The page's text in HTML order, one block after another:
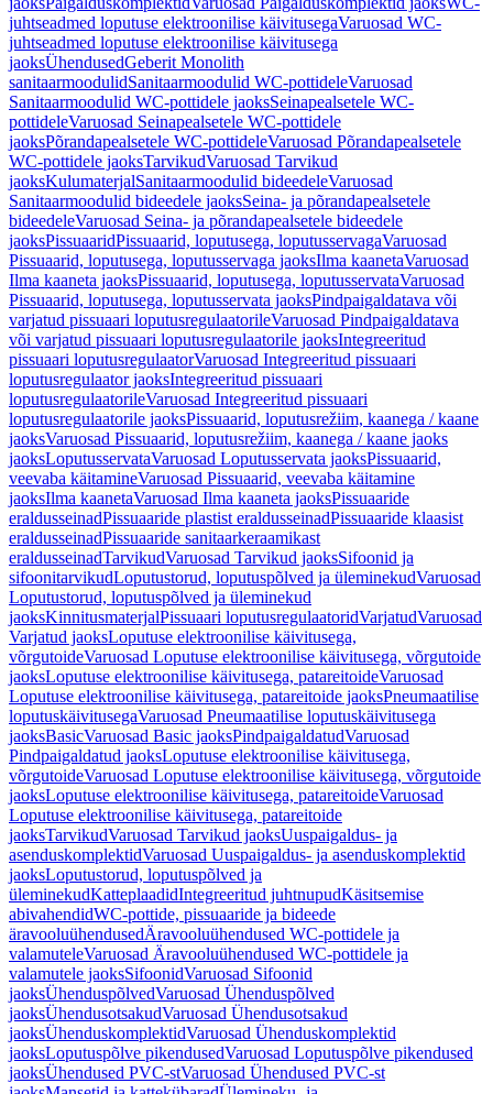
juhtseadmed loputuse elektroonilise käivitusegaVaruosad WC-
juhtseadmed loputuse elektroonilise käivitusega
jaoksÜhendusedGeberit Monolith
sanitaarmoodulidSanitaarmoodulid WC-pottideleVaruosad
Sanitaarmoodulid WC-pottidele jaoksSeinapealsetele WC-
pottideleVaruosad Seinapealsetele WC-pottidele
jaoksPõrandapealsetele WC-pottideleVaruosad Põrandapealsetele
WC-pottidele jaoksTarvikudVaruosad Tarvikud
jaoksKulumaterjalSanitaarmoodulid bideedeleVaruosad
Sanitaarmoodulid bideedele jaoksSeina- ja põrandapealsetele
bideedeleVaruosad Seina- ja põrandapealsetele bideedele
jaoksPissuaaridPissuaarid, loputusega, loputusservagaVaruosad
Pissuaarid, loputusega, loputusservaga jaoksIlma kaanetaVaruosad
Ilma kaaneta jaoksPissuaarid, loputusega, loputusservataVaruosad
Pissuaarid, loputusega, loputusservata jaoksPindpaigaldatava või
varjatud pissuaari loputusregulaatorileVaruosad Pindpaigaldatava
või varjatud pissuaari loputusregulaatorile jaoksIntegreeritud
pissuaari loputusregulaatorVaruosad Integreeritud pissuaari
loputusregulaator jaoksIntegreeritud pissuaari
loputusregulaatorileVaruosad Integreeritud pissuaari
loputusregulaatorile jaoksPissuaarid, loputusrežiim, kaanega / kaane
jaoksVaruosad Pissuaarid, loputusrežiim, kaanega / kaane jaoks
jaoksLoputusservataVaruosad Loputusservata jaoksPissuaarid,
veevaba käitamineVaruosad Pissuaarid, veevaba käitamine
jaoksIlma kaanetaVaruosad Ilma kaaneta jaoksPissuaaride
eraldusseinadPissuaaride plastist eraldusseinadPissuaaride klaasist
eraldusseinadPissuaaride sanitaarkeraamikast
eraldusseinadTarvikudVaruosad Tarvikud jaoksSifoonid ja
sifoonitarvikudLoputustorud, loputuspõlved ja üleminekudVaruosad
Loputustorud, loputuspõlved ja üleminekud
jaoksKinnitusmaterjalPissuaari loputusregulaatoridVarjatudVaruosad
Varjatud jaoksLoputuse elektroonilise käivitusega,
võrgutoideVaruosad Loputuse elektroonilise käivitusega, võrgutoide
jaoksLoputuse elektroonilise käivitusega, patareitoideVaruosad
Loputuse elektroonilise käivitusega, patareitoide jaoksPneumaatilise
loputuskäivitusegaVaruosad Pneumaatilise loputuskäivitusega
jaoksBasicVaruosad Basic jaoksPindpaigaldatudVaruosad
Pindpaigaldatud jaoksLoputuse elektroonilise käivitusega,
võrgutoideVaruosad Loputuse elektroonilise käivitusega, võrgutoide
jaoksLoputuse elektroonilise käivitusega, patareitoideVaruosad
Loputuse elektroonilise käivitusega, patareitoide
jaoksTarvikudVaruosad Tarvikud jaoksUuspaigaldus- ja
asenduskomplektidVaruosad Uuspaigaldus- ja asenduskomplektid
jaoksLoputustorud, loputuspõlved ja
üleminekudKatteplaadidIntegreeritud juhtnupudKäsitsemise
abivahendidWC-pottide, pissuaaride ja bideede
äravooluühendusedÄravooluühendused WC-pottidele ja
valamuteleVaruosad Äravooluühendused WC-pottidele ja
valamutele jaoksSifoonidVaruosad Sifoonid
jaoksÜhenduspõlvedVaruosad Ühenduspõlved
jaoksÜhendusotsakudVaruosad Ühendusotsakud
jaoksÜhenduskomplektidVaruosad Ühenduskomplektid
jaoksLoputuspõlve pikendusedVaruosad Loputuspõlve pikendused
jaoksÜhendused PVC-stVaruosad Ühendused PVC-st